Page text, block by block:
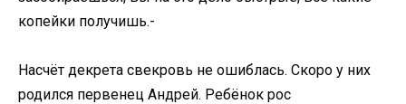
копейки получишь.-
Насчёт декрета свекровь не ошиблась. Скоро у них
родился первенец Андрей. Ребёнок рос